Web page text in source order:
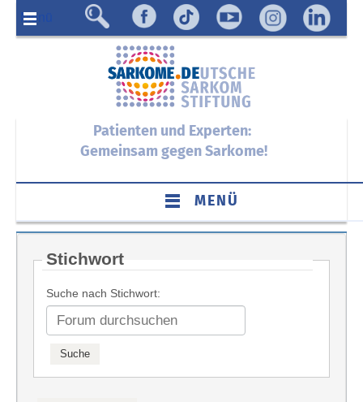
Menü
Patienten und Experten:
Gemeinsam gegen Sarkome!
MENÜ
Stichwort
Suche nach Stichwort: